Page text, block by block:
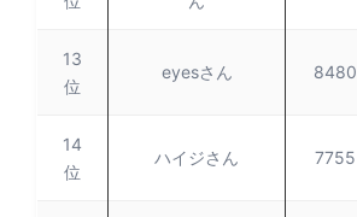
13
位
eyesさん 8480
14
位
ハイジさん 7755